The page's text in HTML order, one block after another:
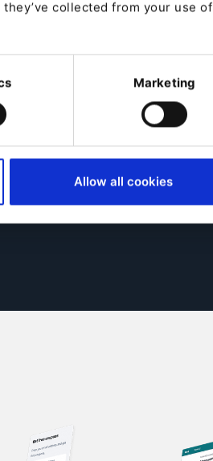
collected from your use of
Marketing
Allow all cookies